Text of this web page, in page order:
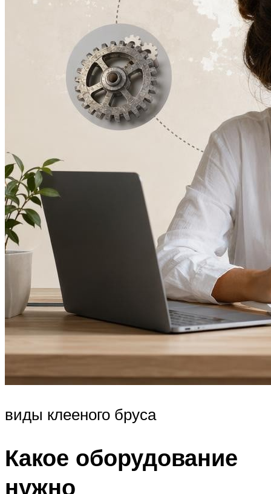
виды клееного бруса
Какое оборудование
нужно